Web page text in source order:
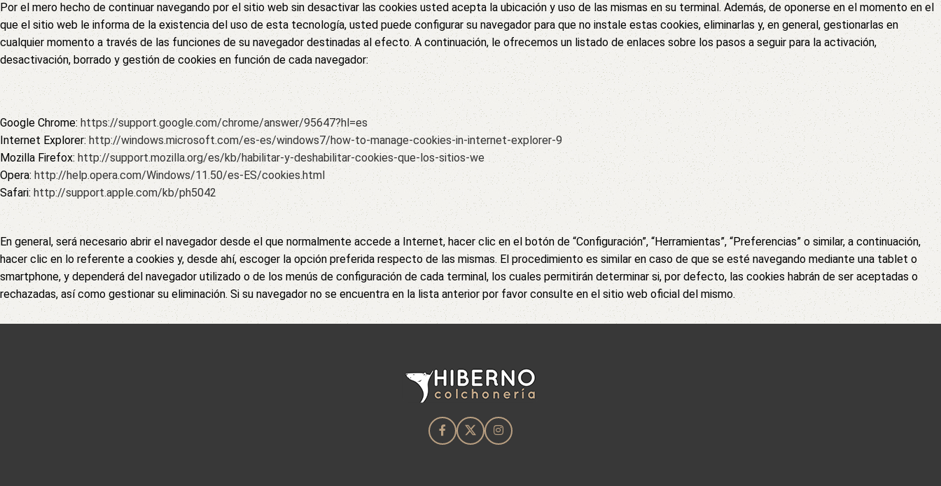
Por el mero hecho de continuar navegando por el sitio web sin desactivar las cookies usted acepta la ubicación y uso de las mismas en su terminal. Además, de oponerse en el momento en el
que el sitio web le informa de la existencia del uso de esta tecnología, usted puede configurar su navegador para que no instale estas cookies, eliminarlas y, en general, gestionarlas en
cualquier momento a través de las funciones de su navegador destinadas al efecto. A continuación, le ofrecemos un listado de enlaces sobre los pasos a seguir para la activación,
desactivación, borrado y gestión de cookies en función de cada navegador:
Google Chrome:https://support.google.com/chrome/answer/95647?hl=es
Internet Explorer:http://windows.microsoft.com/es-es/windows7/how-to-manage-cookies-in-internet-explorer-9
Mozilla Firefox: http://support.mozilla.org/es/kb/habilitar-y-deshabilitar-cookies-que-los-sitios-we
Opera:http://help.opera.com/Windows/11.50/es-ES/cookies.html
Safari:http://support.apple.com/kb/ph5042
En general, será necesario abrir el navegador desde el que normalmente accede a Internet, hacer clic en el botón de “Configuración”, “Herramientas”, “Preferencias” o similar, a continuación,
hacer clic en lo referente a cookies y, desde ahí, escoger la opción preferida respecto de las mismas. El procedimiento es similar en caso de que se esté navegando mediante una tablet o
smartphone, y dependerá del navegador utilizado o de los menús de configuración de cada terminal, los cuales permitirán determinar si, por defecto, las cookies habrán de ser aceptadas o
rechazadas, así como gestionar su eliminación. Si su navegador no se encuentra en la lista anterior por favor consulte en el sitio web oficial del mismo.